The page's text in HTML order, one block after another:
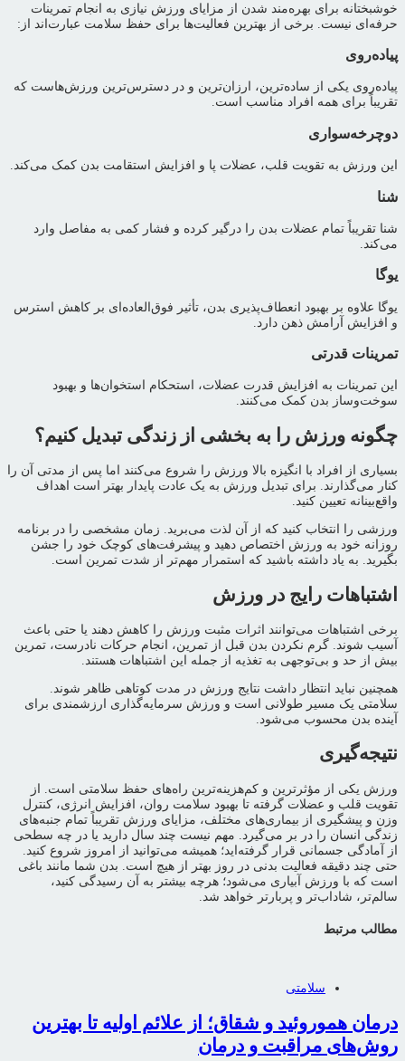
خوشبختانه برای بهره‌مند شدن از مزایای ورزش نیازی به انجام تمرینات
حرفه‌ای نیست. برخی از بهترین فعالیت‌ها برای حفظ سلامت عبارت‌اند از:
پیاده‌روی
پیاده‌روی یکی از ساده‌ترین، ارزان‌ترین و در دسترس‌ترین ورزش‌هاست که
تقریباً برای همه افراد مناسب است.
دوچرخه‌سواری
این ورزش به تقویت قلب، عضلات پا و افزایش استقامت بدن کمک می‌کند.
شنا
شنا تقریباً تمام عضلات بدن را درگیر کرده و فشار کمی به مفاصل وارد
می‌کند.
یوگا
یوگا علاوه بر بهبود انعطاف‌پذیری بدن، تأثیر فوق‌العاده‌ای بر کاهش استرس
و افزایش آرامش ذهن دارد.
تمرینات قدرتی
این تمرینات به افزایش قدرت عضلات، استحکام استخوان‌ها و بهبود
سوخت‌وساز بدن کمک می‌کنند.
چگونه ورزش را به بخشی از زندگی تبدیل کنیم؟
بسیاری از افراد با انگیزه بالا ورزش را شروع می‌کنند اما پس از مدتی آن را
کنار می‌گذارند. برای تبدیل ورزش به یک عادت پایدار بهتر است اهداف
واقع‌بینانه تعیین کنید.
ورزشی را انتخاب کنید که از آن لذت می‌برید. زمان مشخصی را در برنامه
روزانه خود به ورزش اختصاص دهید و پیشرفت‌های کوچک خود را جشن
بگیرید. به یاد داشته باشید که استمرار مهم‌تر از شدت تمرین است.
اشتباهات رایج در ورزش
برخی اشتباهات می‌توانند اثرات مثبت ورزش را کاهش دهند یا حتی باعث
آسیب شوند. گرم نکردن بدن قبل از تمرین، انجام حرکات نادرست، تمرین
بیش از حد و بی‌توجهی به تغذیه از جمله این اشتباهات هستند.
همچنین نباید انتظار داشت نتایج ورزش در مدت کوتاهی ظاهر شوند.
سلامتی یک مسیر طولانی است و ورزش سرمایه‌گذاری ارزشمندی برای
آینده بدن محسوب می‌شود.
نتیجه‌گیری
ورزش یکی از مؤثرترین و کم‌هزینه‌ترین راه‌های حفظ سلامتی است. از
تقویت قلب و عضلات گرفته تا بهبود سلامت روان، افزایش انرژی، کنترل
وزن و پیشگیری از بیماری‌های مختلف، مزایای ورزش تقریباً تمام جنبه‌های
زندگی انسان را در بر می‌گیرد. مهم نیست چند سال دارید یا در چه سطحی
از آمادگی جسمانی قرار گرفته‌اید؛ همیشه می‌توانید از امروز شروع کنید.
حتی چند دقیقه فعالیت بدنی در روز بهتر از هیچ است. بدن شما مانند باغی
است که با ورزش آبیاری می‌شود؛ هرچه بیشتر به آن رسیدگی کنید،
سالم‌تر، شاداب‌تر و پربارتر خواهد شد.
مطالب مرتبط
سلامتی
درمان هموروئید و شقاق؛ از علائم اولیه تا بهترین
روش‌های مراقبت و درمان